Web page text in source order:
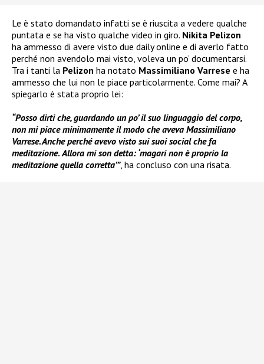
Le è stato domandato infatti se è riuscita a vedere qualche
puntata e se ha visto qualche video in giro. Nikita Pelizon
ha ammesso di avere visto due daily online e di averlo fatto
perché non avendolo mai visto, voleva un po’ documentarsi.
Tra i tanti la Pelizon ha notato Massimiliano Varrese e ha
ammesso che lui non le piace particolarmente. Come mai? A
spiegarlo è stata proprio lei:
“Posso dirti che, guardando un po’ il suo linguaggio del corpo,
non mi piace minimamente il modo che aveva Massimiliano
Varrese. Anche perché avevo visto sui suoi social che fa
meditazione. Allora mi son detta: ‘magari non è proprio la
meditazione quella corretta’”, ha concluso con una risata.